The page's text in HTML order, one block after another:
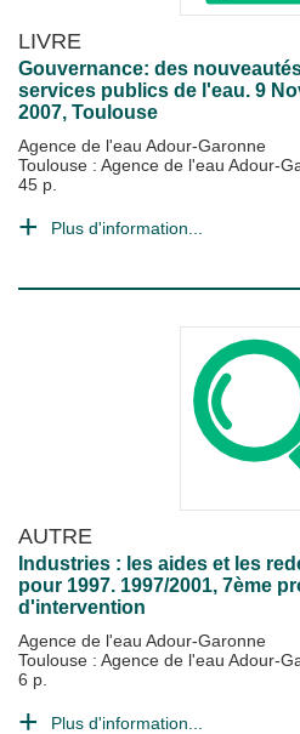
LIVRE
Gouvernance: des
services publics de l'eau. 9
2007, Toulouse
Agence de l'eau Adour-Garonne
Toulouse : Agence de l'eau Adour-
45 p.
Plus d'information...
AUTRE
Industries : les aides et les
pour 1997. 1997/2001, 7ème
d'intervention
Agence de l'eau Adour-Garonne
Toulouse : Agence de l'eau Adour-
6 p.
Plus d'information...